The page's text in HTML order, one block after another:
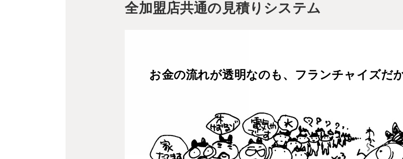
全加盟店共通の見積りシステム
お金の流れが透明なのも、 フランチャイズだ